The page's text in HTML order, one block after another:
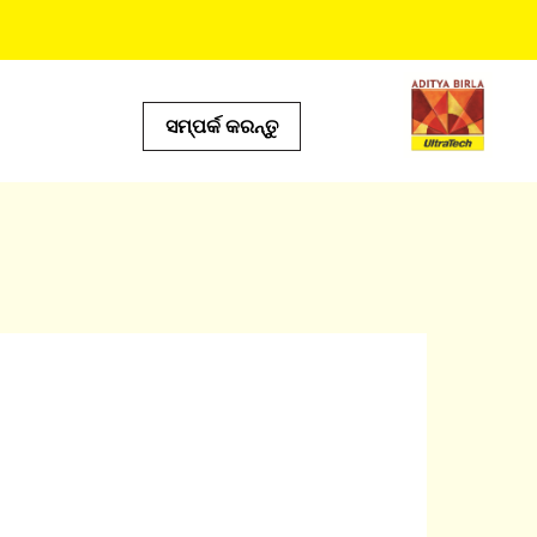
ଟୁଲ୍ସ
କାଲକୁଲେଟର୍
ସମ୍ପର୍କ କରନ୍ତୁ